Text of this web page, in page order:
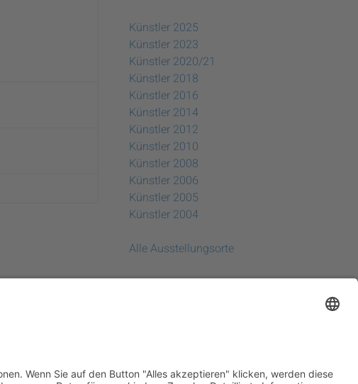
Künstler 2025
Künstler 2023
Künstler 2020/21
Künstler 2018
Künstler 2016
Künstler 2014
Künstler 2012
Künstler 2010
Künstler 2008
Künstler 2006
Künstler 2005
Künstler 2004
Alle Ausstellungsorte